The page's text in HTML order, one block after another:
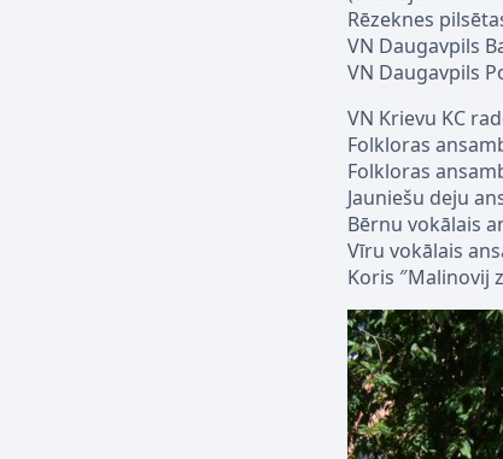
Rēzeknes
VN Daugavpils
VN Daugavpils
VN Krievu KC
Folkloras
Folkloras
Jauniešu deju
Bērnu vokālais
Vīru vokālais
Koris ″Malinovij